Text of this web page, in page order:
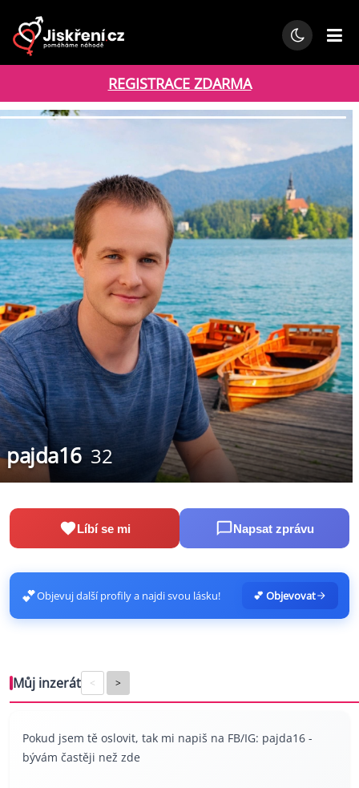
REGISTRACE ZDARMA
pajda16 32
Líbí se mi Napsat zprávu
💕Objevuj další profily a najdi svou lásku! 💕 Objevovat
Můj inzerát < >
Pokud jsem tě oslovit, tak mi napiš na FB/IG: pajda16 -
bývám častěji než zde